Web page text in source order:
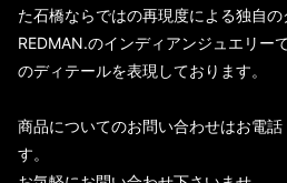
た石橋ならではの再現度による独自
REDMAN.のインディアンジュエリー
のディテールを表現しております。
商品についてのお問い合わせはお電
す。